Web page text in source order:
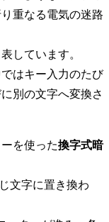
重なる電気の迷路
しています。
はキー入力のたび
別の文字へ変換さ
を使った換字式暗
文字に置き換わ